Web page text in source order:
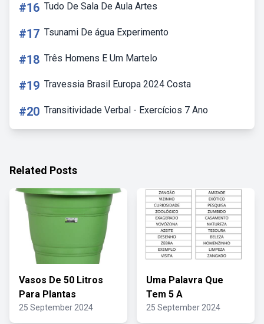
#16 Tudo De Sala De Aula Artes
#17 Tsunami De água Experimento
#18 Três Homens E Um Martelo
#19 Travessia Brasil Europa 2024 Costa
#20 Transitividade Verbal - Exercícios 7 Ano
Related Posts
Vasos De 50 Litros
Para Plantas
25 September 2024
Uma Palavra Que
Tem 5 A
25 September 2024